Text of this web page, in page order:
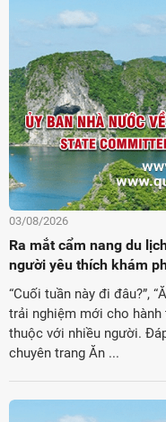
Việt Nam ở nước ngoài
03/08/2026
Ra mắt cẩm nang du
người yêu thích khám
“Cuối tuần này đi đâu?”,
trải nghiệm mới cho
thuộc với nhiều người.
chuyên trang Ăn ...